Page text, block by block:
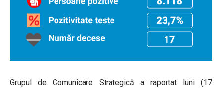
Grupul de Comunicare Strategică a raportat luni (17